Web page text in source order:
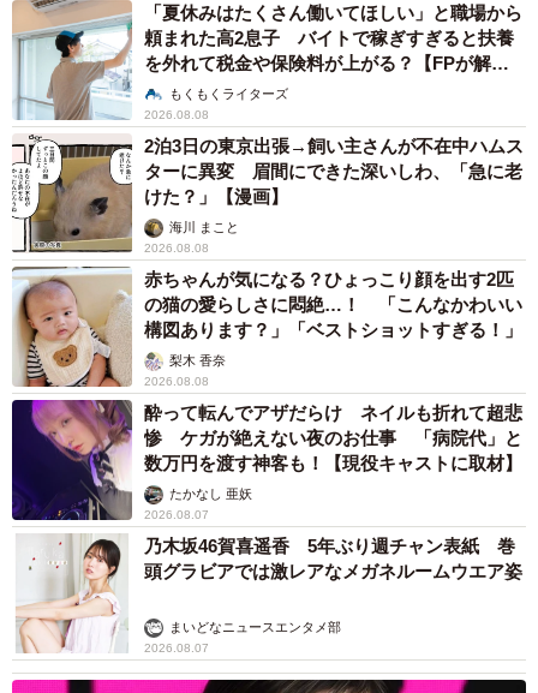
「夏休みはたくさん働いてほしい」と職場から
頼まれた高2息子 バイトで稼ぎすぎると扶養
を外れて税金や保険料が上がる？【FPが解
説】もくもくライターズ
2026.08.08
2泊3日の東京出張→飼い主さんが不在中ハムス
ターに異変 眉間にできた深いしわ、「急に老
けた？」【漫画】
海川 まこと
2026.08.08
赤ちゃんが気になる？ひょっこり顔を出す2匹
の猫の愛らしさに悶絶…！ 「こんなかわいい
構図あります？」「ベストショットすぎる！」
梨木 香奈
2026.08.08
酔って転んでアザだらけ ネイルも折れて超悲
惨 ケガが絶えない夜のお仕事 「病院代」と
数万円を渡す神客も！【現役キャストに取材】
たかなし 亜妖
2026.08.07
乃木坂46賀喜遥香 5年ぶり週チャン表紙 巻
頭グラビアでは激レアなメガネルームウエア姿
まいどなニュースエンタメ部
2026.08.07